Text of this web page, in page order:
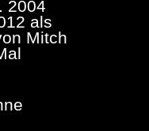
2004
als
Mitch